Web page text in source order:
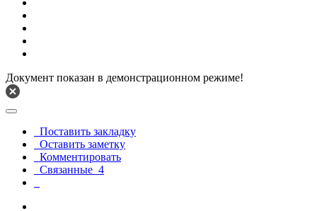
Документ показан в демонстрационном режиме!
Поставить закладку
Оставить заметку
Комментировать
Связанные 4